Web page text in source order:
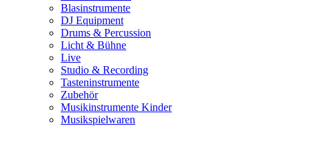
Blasinstrumente
DJ Equipment
Drums & Percussion
Licht & Bühne
Live
Studio & Recording
Tasteninstrumente
Zubehör
Musikinstrumente Kinder
Musikspielwaren